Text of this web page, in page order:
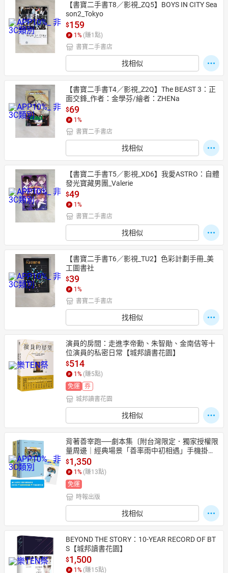
【書寶二手書T8／影視_ZQ5】BOYS IN CITY Sea
son2_Tokyo
$159
1 % (賺1 點)
書寶二手書店
找相似
【書寶二手書T4／影視_Z2Q】The BEAST 3：正
面交鋒_作者：金學芬/繪者：ZHENa
$69
1 %
書寶二手書店
找相似
【書寶二手書T5／影視_XD6】我愛ASTRO：自體
發光寶藏男團_Valerie
$49
1 %
書寶二手書店
找相似
【書寶二手書T6／影視_TU2】色彩計劃手冊_美
工圖書社
$39
1 %
書寶二手書店
找相似
演員的房間：走進李帝勳、朱智勛、金南佶等十
位演員的私密日常【城邦讀書花園】
$514
1 % (賺5點)
免運
券
城邦讀書花園
找相似
背著善宰跑──劇本集〔附台灣限定．獨家授權限
量周邊｜經典場景「善率雨中初相遇」手機掛繩
夾片組〕
$1,350
1 % (賺13點)
免運
時報出版
找相似
BEYOND THE STORY：10-YEAR RECORD OF BT
S【城邦讀書花園】
$1,500
1 % (賺15點)